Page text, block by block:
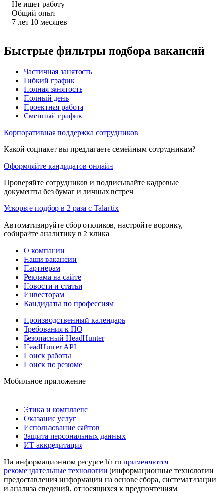
Не ищет работу
Общий опыт
7 лет 10 месяцев
Быстрые фильтры подбора вакансий
Частичная занятость
Гибкий график
Полная занятость
Полный день
Проектная работа
Сменный график
Корпоративная поддержка сотрудников
Какой соцпакет вы предлагаете семейным сотрудникам?
Оформляйте кандидатов онлайн
Проверяйте сотрудников и подписывайте кадровые
документы без бумаг и личных встреч
Ускорьте подбор в 2 раза с Talantix
Автоматизируйте сбор откликов, настройте воронку,
собирайте аналитику в 2 клика
О компании
Наши вакансии
Партнерам
Реклама на сайте
Новости и статьи
Инвесторам
Кандидаты по профессиям
Производственный календарь
Требования к ПО
Безопасный HeadHunter
HeadHunter API
Поиск работы
Поиск по резюме
Мобильное приложение
Этика и комплаенс
Оказание услуг
Использование сайтов
Защита персональных данных
ИТ аккредитация
На информационном ресурсе hh.ru применяются
рекомендательные технологии (информационные технологии
предоставления информации на основе сбора, систематизации
и анализа сведений, относящихся к предпочтениям